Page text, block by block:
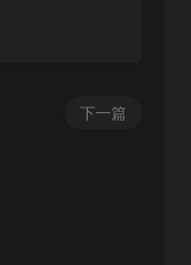
下一篇